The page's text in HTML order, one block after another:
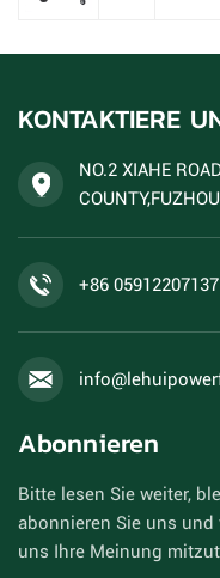
KONTAKTIERE
NO.2 XIAHE
+86
Abonnieren
Bitte lesen Sie weiter,
abonnieren Sie uns
uns Ihre Meinung